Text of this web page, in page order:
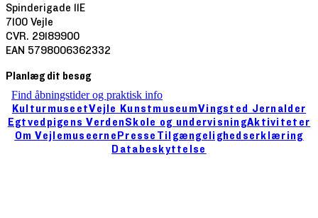
Spinderigade 11E
7100 Vejle
CVR. 29189900
EAN 5798006362332
Planlæg dit besøg
Find åbningstider og praktisk info
KulturmuseetVejle KunstmuseumVingsted Jernalder
Egtvedpigens VerdenSkole og undervisningAktiviteter
Om VejlemuseernePresse Tilgængelighedserklæring
Databeskyttelse